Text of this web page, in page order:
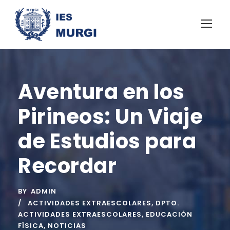
Aventura en los
Pirineos: Un Viaje
de Estudios para
Recordar
BY ADMIN
ACTIVIDADES EXTRAESCOLARES, DPTO.
ACTIVIDADES EXTRAESCOLARES, EDUCACIÓN
FÍSICA, NOTICIAS